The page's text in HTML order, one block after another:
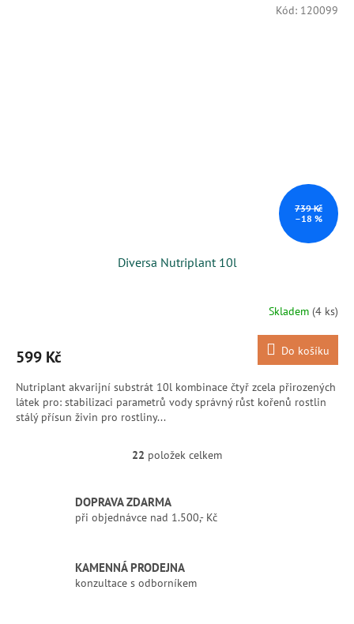
739 Kč
–18 %
Diversa Nutriplant 10l
Skladem (4 ks)
599 Kč Do košíku
Nutriplant akvarijní substrát 10l kombinace čtyř zcela přirozených
látek pro: stabilizaci parametrů vody správný růst kořenů rostlin
stálý přísun živin pro rostliny...
Kód: 120099
O
d
í
p
22 položek celkem
DOPRAVA ZDARMA
při objednávce nad 1.500,- Kč
KAMENNÁ PRODEJNA
konzultace s odborníkem